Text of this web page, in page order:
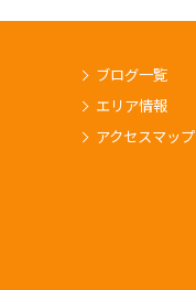
ブログ一覧
エリア情報
アクセスマップ